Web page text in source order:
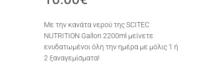
Mε την κανάτα νερού της SCITEC
NUTRITION Gallon 2200ml μείνετε
ενυδατωμένοι όλη την ημέρα με μόλις 1 ή
2 ξαναγεμίσματα!